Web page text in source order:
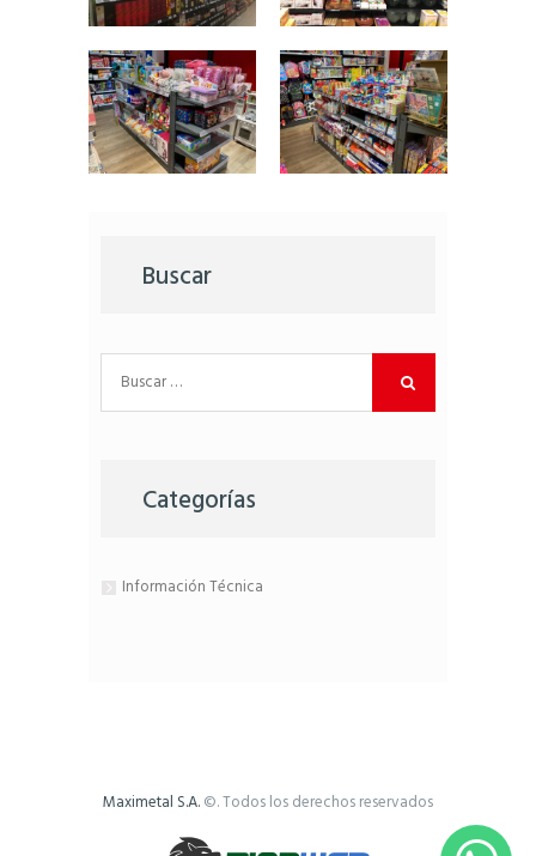
Buscar
Categorías
Información Técnica
Maximetal S.A.©. Todos los derechos reservados